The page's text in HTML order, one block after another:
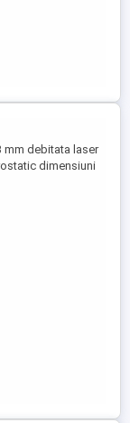
mm debitata laser
dimensiuni